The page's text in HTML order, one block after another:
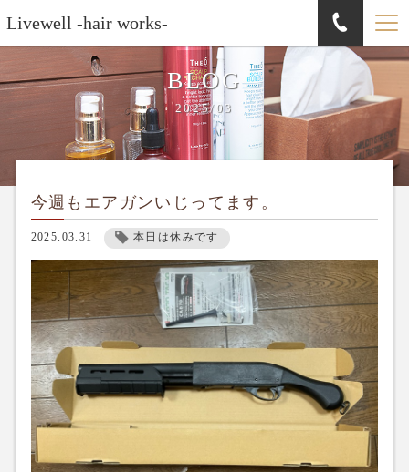
Livewell -hair works-
BLOG
2025/03
今週もエアガンいじってます。
2025.03.31 本日は休みです